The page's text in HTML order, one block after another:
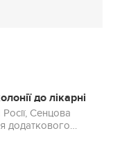
до лікарні
Сенцова
додаткового